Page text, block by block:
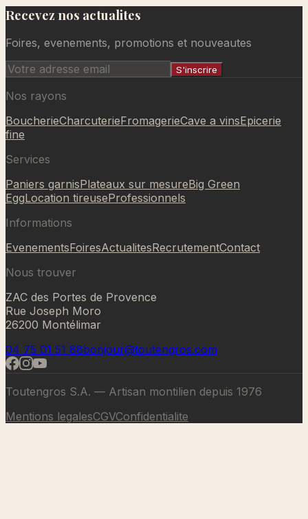
Ajouté au panier
Recevez nos actualites
Foires, evenements, promotions et nouveautes
S'inscrire
Nos rayons
BoucherieCharcuterieFromagerieCave a vinsEpicerie
fine
Services
Paniers garnisPlateaux sur mesureBig Green
EggLocation tireuseProfessionnels
Informations
EvenementsFoiresActualitesRecrutementContact
Nous trouver
ZAC des Portes de Provence
Rue Joseph Moro
26200 Montélimar
04 75 01 51 88bonjour@toutengros.com
Toutengros S.A. — Artisan montilien depuis 1976
Mentions legalesCGVConfidentialite